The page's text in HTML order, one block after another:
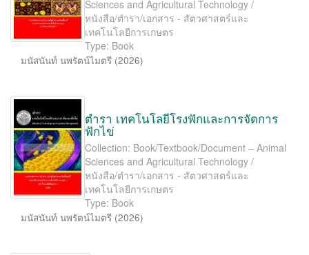
Sciences and Agricultural Technology /
หนังสือ/ตำรา/เอกสาร - สัตวศาสตร์และ
เทคโนโลยีการเกษตร
Type: Book
มนัสนันท์ นพรัตน์ไมตรี (2026)
ตำรา เทคโนโลยีโรงฟักและการจัดการ
ฟักไข่
Collection: Book/Textbook/Document – Animal
Sciences and Agricultural Technology /
หนังสือ/ตำรา/เอกสาร - สัตวศาสตร์และ
เทคโนโลยีการเกษตร
Type: Book
มนัสนันท์ นพรัตน์ไมตรี (2026)